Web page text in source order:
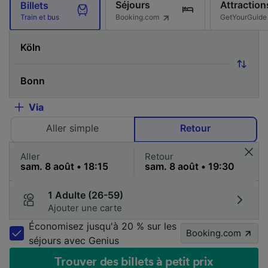
Billets
Train et bus
Séjours
Booking.com GetYourGuide
Via
Aller simple
Retour
Aller Retour
1 Adulte (26-59)
Ajouter une carte
Économisez jusqu'à 20 % sur les
séjours avec Genius
Booking.com
Trouver des billets à petit prix